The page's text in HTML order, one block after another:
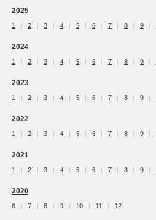
2025
1 2 3 4 5 6 7 8 9
2024
1 2 3 4 5 6 7 8 9
2023
1 2 3 4 5 6 7 8 9
2022
1 2 3 4 5 6 7 8 9
2021
1 2 3 4 5 6 7 8 9
2020
6 7 8 9 10 11 12